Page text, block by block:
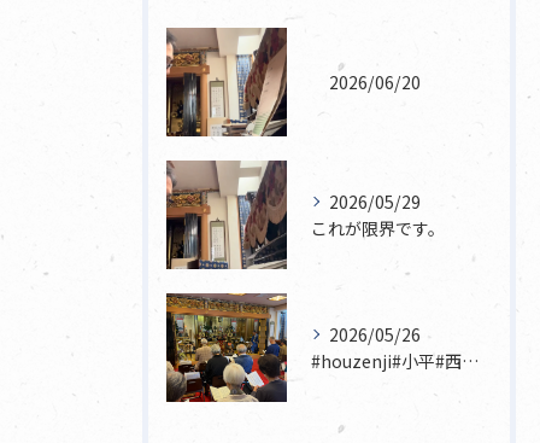
2026/06/20
2026/05/29
これが限界です。
2026/05/26
#houzenji#小平#西東京市#東村山#立川市国分寺市寺...